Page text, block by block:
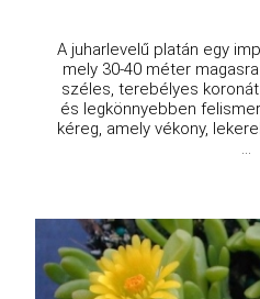
A juharlevelű platán egy
mely 30-40 méter
széles, terebélyes
és legkönnyebben
kéreg, amely vékony,
...